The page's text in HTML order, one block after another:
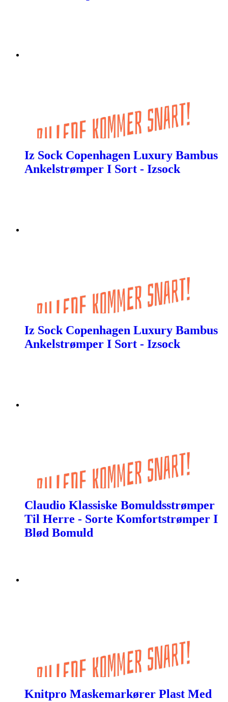
Iz Sock Copenhagen Luxury Bambus
Ankelstrømper I Sort - Izsock
Iz Sock Copenhagen Luxury Bambus
Ankelstrømper I Sort - Izsock
Claudio Klassiske Bomuldsstrømper
Til Herre - Sorte Komfortstrømper I
Blød Bomuld
Knitpro Maskemarkører Plast Med